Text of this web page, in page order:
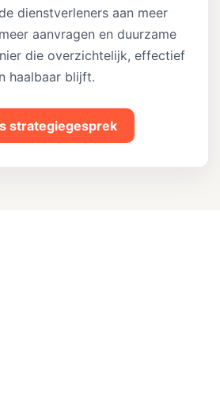
dienstverleners aan meer
aanvragen en duurzame
die overzichtelijk, effectief
haalbaar blijft.
strategiegesprek